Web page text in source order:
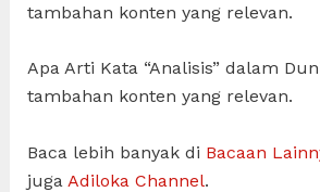
tambahan konten yang relevan.
Apa Arti Kata “Analisis” dalam
tambahan konten yang relevan.
Baca lebih banyak di Bacaan
juga Adiloka Channel.